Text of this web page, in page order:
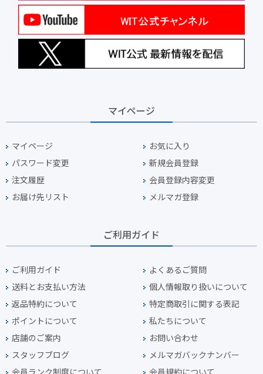
マイページ
マイページ
お気に入り
パスワード変更
新規会員登録
注文履歴
会員登録内容変更
お届け先リスト
メルマガ登録
ご利用ガイド
ご利用ガイド
よくあるご質問
送料とお支払い方法
個人情報取り扱いについて
返品特約について
特定商取引に関する表記
ポイントについて
私たちについて
店舗のご案内
お問い合わせ
スタッフブログ
メルマガバックナンバー
会員ランク制度について
会員規約について